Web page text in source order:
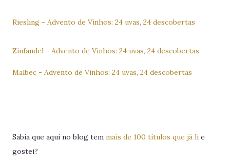
Riesling - Advento de Vinhos: 24 uvas, 24 descobertas
Zinfandel - Advento de Vinhos: 24 uvas, 24 descobertas
Malbec - Advento de Vinhos: 24 uvas, 24 descobertas
Sabia que aqui no blog tem mais de 100 títulos que já li e
gostei?